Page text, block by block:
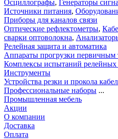
Осциллографы, Генераторы
Источники питания,
Приборы для каналов связи
Оптические рефлектометры,
сварки оптоволокна,
Релейная защита и автоматика
Аппараты прогрузки первичным
Комплексы испытаний релейных
Инструменты
Устройства резки и прокола
Профессиональные наборы ...
Промышленная мебель
Акции
О компании
Доставка
Оплата